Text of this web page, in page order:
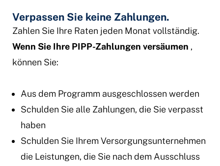
Verpassen Sie keine Zahlungen.
Zahlen Sie Ihre Raten jeden Monat vollständig.
Wenn Sie Ihre PIPP-Zahlungen versäumen ,
können Sie:
Aus dem Programm ausgeschlossen werden
Schulden Sie alle Zahlungen, die Sie verpasst
haben
Schulden Sie Ihrem Versorgungsunternehmen
die Leistungen, die Sie nach dem Ausschluss